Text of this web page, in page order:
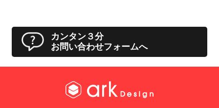
カンタン３分
お問い合わせフォームへ